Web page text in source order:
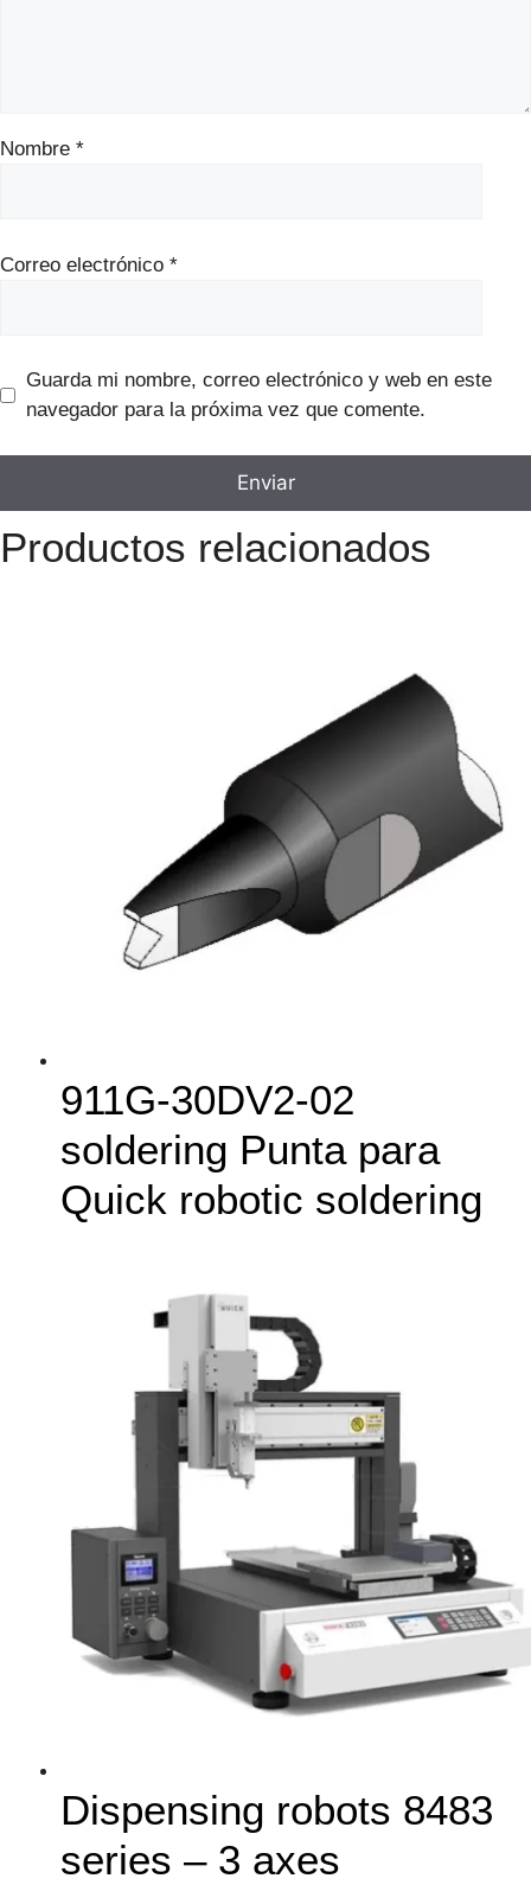
Nombre *
Correo electrónico *
Guarda mi nombre, correo electrónico y web en este
navegador para la próxima vez que comente.
Productos relacionados
911G‑30DV2-02
soldering Punta para
Quick robotic soldering
Dispensing robots 8483
series – 3 axes